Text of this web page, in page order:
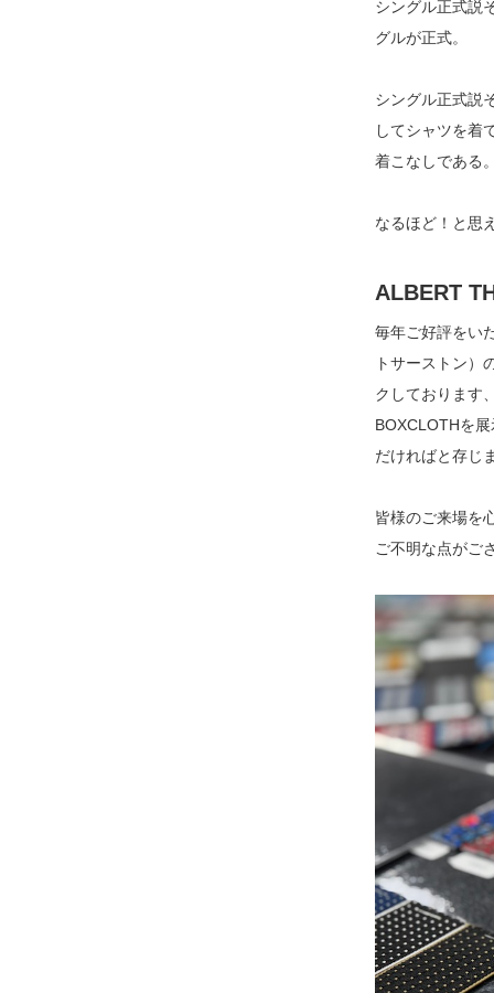
シングル正式説
グルが正式。
シングル正式説
してシャツを着
着こなしである
なるほど！と思
ALBERT
毎年ご好評をい
トサーストン）
クしております
BOXCLOTHを
だければと存じ
皆様のご来場を
ご不明な点がご